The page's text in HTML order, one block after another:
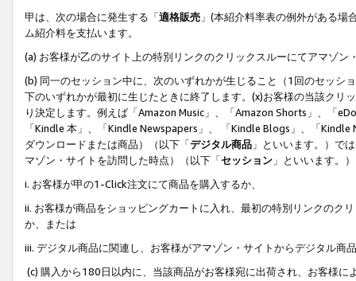
甲は、次の場合に発生する「適格販売 」(本紹介料率表の例外がある
ム紹介料を支払います。
(a) お客様が乙のサイト上の特別リンクのクリックスルーにてアマゾン
(b) 同一のセッション中に、次のいずれかが生じること（1回のセッシ
下のいずれかが最初に生じたときに終了します。(x)お客様の当該ク
り決定します。例えば「Amazon Music」、「Amazon Shorts」、「
「Kindle 本」、「Kindle Newspapers」、 「Kindle Blogs」、「
ダウンロードまたは商品）（以下「デジタル商品 」といいます。）で
マゾン・サイトを訪問した時点）（以下「セッション 」といいます。
i. お客様が甲の1-Click注文にて商品を購入するか、
ii. お客様が商品をショッピングカートに入れ、最初の特別リンクのク
か、または
iii. デジタル商品に関連し、お客様がアマゾン・サイトからデジタル
(c) 購入から180日以内に、当該商品がお客様宛に出荷され、お客様